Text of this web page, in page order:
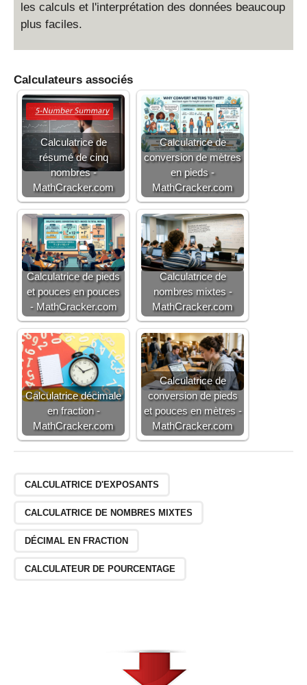
les calculs et l'interprétation des données beaucoup
plus faciles.
Calculateurs associés
Calculatrice de
résumé de cinq
nombres -
MathCracker.com
Calculatrice de
conversion de mètres
en pieds -
MathCracker.com
Calculatrice de pieds
et pouces en pouces
- MathCracker.com
Calculatrice de
nombres mixtes -
MathCracker.com
Calculatrice décimale
en fraction -
MathCracker.com
Calculatrice de
conversion de pieds
et pouces en mètres -
MathCracker.com
CALCULATRICE D'EXPOSANTS
CALCULATRICE DE NOMBRES MIXTES
DÉCIMAL EN FRACTION
CALCULATEUR DE POURCENTAGE